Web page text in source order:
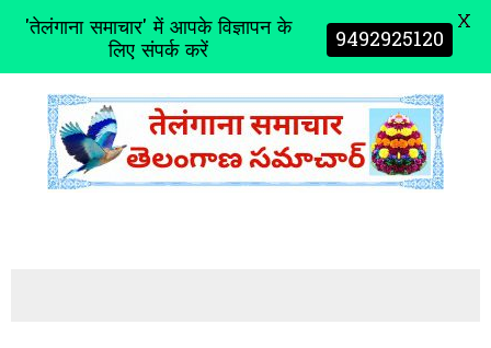
'तेलंगाना समाचार' में आपके विज्ञापन के
लिए संपर्क करें 9492925120 X